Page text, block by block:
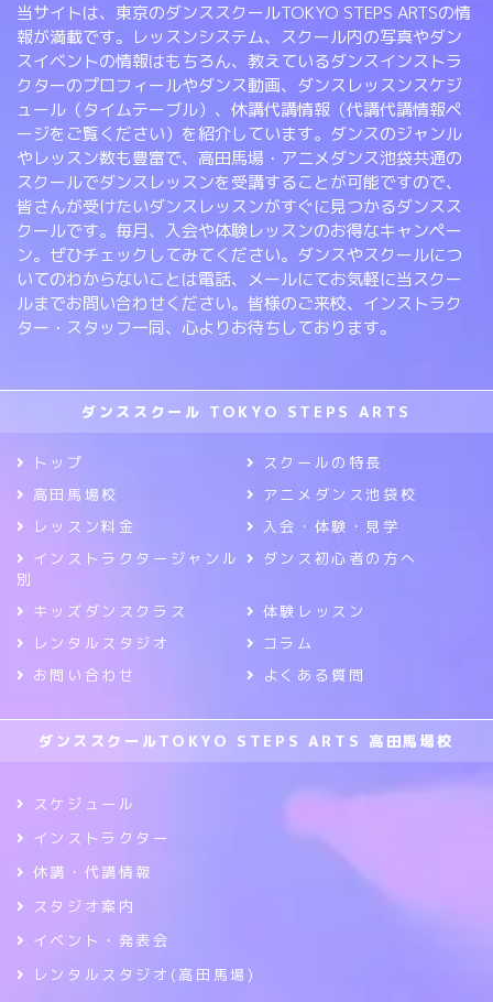
当サイトは、東京のダンススクールTOKYO STEPS ARTSの情
報が満載です。レッスンシステム、スクール内の写真やダン
スイベントの情報はもちろん、教えているダンスインストラ
クターのプロフィールやダンス動画、ダンスレッスンスケジ
ュール（タイムテーブル）、休講代講情報（代講代講情報ペ
ージをご覧ください）を紹介しています。ダンスのジャンル
やレッスン数も豊富で、高田馬場・アニメダンス池袋共通の
スクールでダンスレッスンを受講することが可能ですので、
皆さんが受けたいダンスレッスンがすぐに見つかるダンスス
クールです。毎月、入会や体験レッスンのお得なキャンペー
ン。ぜひチェックしてみてください。ダンスやスクールにつ
いてのわからないことは電話、メールにてお気軽に当スクー
ルまでお問い合わせください。皆様のご来校、インストラク
ター・スタッフ一同、心よりお待ちしております。
ダンススクール TOKYO STEPS ARTS
トップ
スクールの特長
高田馬場校
アニメダンス池袋校
レッスン料金
入会・体験・見学
インストラクタージャンル
別
ダンス初心者の方へ
キッズダンスクラス
体験レッスン
レンタルスタジオ
コラム
お問い合わせ
よくある質問
ダンススクールTOKYO STEPS ARTS 高田馬場校
スケジュール
インストラクター
休講・代講情報
スタジオ案内
イベント・発表会
レンタルスタジオ(高田馬場)